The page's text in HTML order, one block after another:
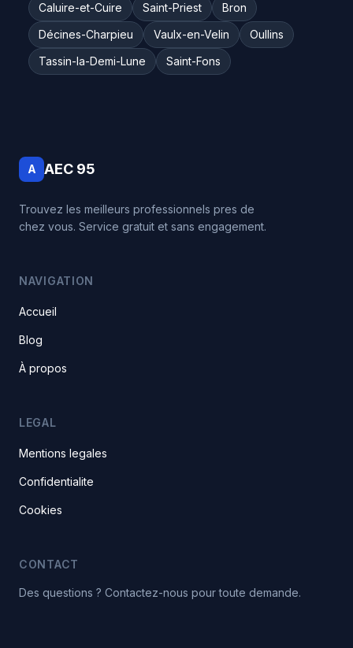
Caluire-et-Cuire
Saint-Priest
Bron
Décines-Charpieu
Vaulx-en-Velin
Oullins
Tassin-la-Demi-Lune
Saint-Fons
A AEC 95
Trouvez les meilleurs professionnels pres de
chez vous. Service gratuit et sans engagement.
NAVIGATION
Accueil
Blog
À propos
LEGAL
Mentions legales
Confidentialite
Cookies
CONTACT
Des questions ? Contactez-nous pour toute demande.